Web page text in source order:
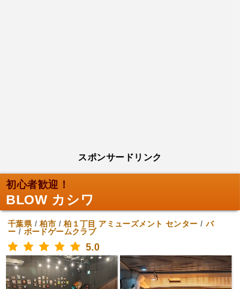
スポンサードリンク
初心者歓迎！
BLOW カシワ
千葉県/柏市 /柏１丁目 アミューズメント センター / バ
ー / ボードゲームクラブ
5.0